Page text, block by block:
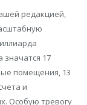
редакцией,
значатся 17
помещения, 13
и
Особую тревогу